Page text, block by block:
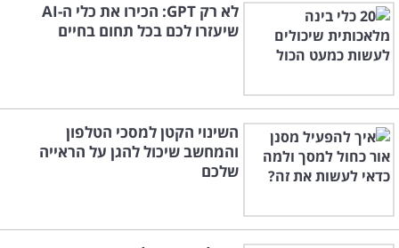
לא רק GPT: הכירו את כלי ה-AI
שיעזרו לכם בכל תחום בחיים
השינוי הקטן למסכי הטלפון
והמחשב שיכול להגן על הראייה
שלכם